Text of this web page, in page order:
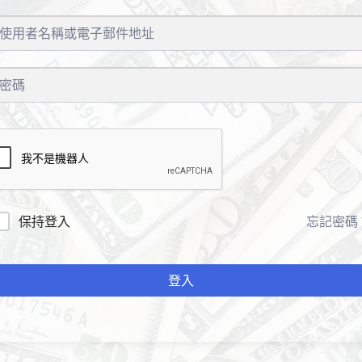
保持登入 忘記密碼
登入